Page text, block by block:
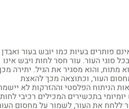
בעיות כמו יובש בעור ואבדן
העור. עור חסר לחות ויבש אינו
והוא מסגיר את הגיל. יתירה מכך,
העור, וכתוצאה מכך להאצת
הפלסטי וההזרקות לא יישמרו
בתכשירים המכילים רכיבי לחות
את העור, לשמור על מחסום העור,